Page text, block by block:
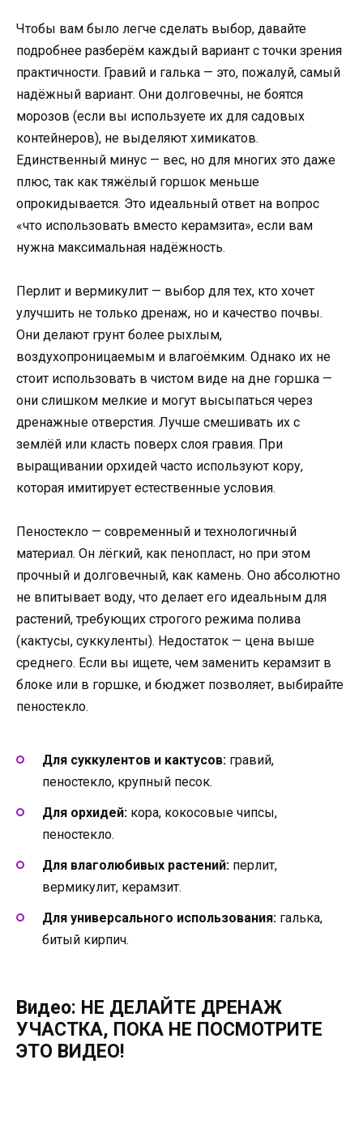
Чтобы вам было легче сделать выбор, давайте
подробнее разберём каждый вариант с точки зрения
практичности. Гравий и галька — это, пожалуй, самый
надёжный вариант. Они долговечны, не боятся
морозов (если вы используете их для садовых
контейнеров), не выделяют химикатов.
Единственный минус — вес, но для многих это даже
плюс, так как тяжёлый горшок меньше
опрокидывается. Это идеальный ответ на вопрос
«что использовать вместо керамзита», если вам
нужна максимальная надёжность.
Перлит и вермикулит — выбор для тех, кто хочет
улучшить не только дренаж, но и качество почвы.
Они делают грунт более рыхлым,
воздухопроницаемым и влагоёмким. Однако их не
стоит использовать в чистом виде на дне горшка —
они слишком мелкие и могут высыпаться через
дренажные отверстия. Лучше смешивать их с
землёй или класть поверх слоя гравия. При
выращивании орхидей часто используют кору,
которая имитирует естественные условия.
Пеностекло — современный и технологичный
материал. Он лёгкий, как пенопласт, но при этом
прочный и долговечный, как камень. Оно абсолютно
не впитывает воду, что делает его идеальным для
растений, требующих строгого режима полива
(кактусы, суккуленты). Недостаток — цена выше
среднего. Если вы ищете, чем заменить керамзит в
блоке или в горшке, и бюджет позволяет, выбирайте
пеностекло.
Для суккулентов и кактусов: гравий,
пеностекло, крупный песок.
Для орхидей: кора, кокосовые чипсы,
пеностекло.
Для влаголюбивых растений: перлит,
вермикулит, керамзит.
Для универсального использования: галька,
битый кирпич.
Видео: НЕ ДЕЛАЙТЕ ДРЕНАЖ
УЧАСТКА, ПОКА НЕ ПОСМОТРИТЕ
ЭТО ВИДЕО!